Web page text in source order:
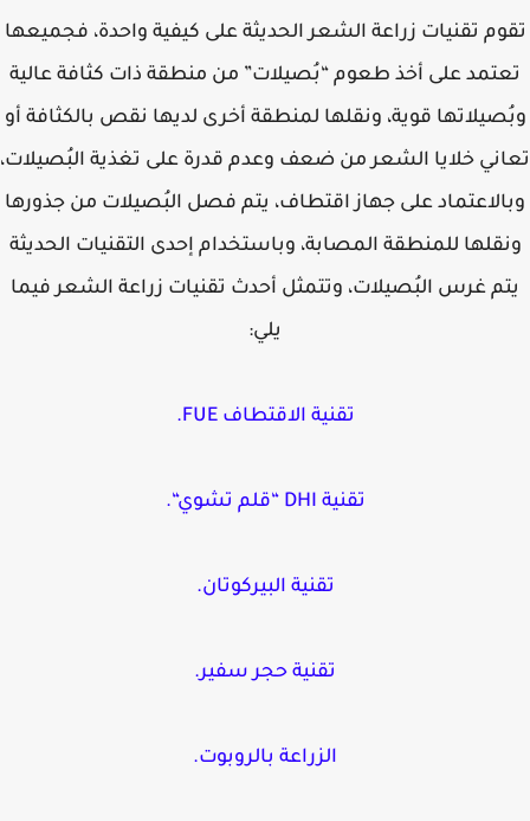
تقنيات زراعة الشعر الحديثة على كيفية واحدة، فجميعها
على أخذ طعوم “بُصيلات” من منطقة ذات كثافة عالية
قوية، ونقلها لمنطقة أخرى لديها نقص بالكثافة أو
خلايا الشعر من ضعف وعدم قدرة على تغذية البُصيلات،
على جهاز اقتطاف، يتم فصل البُصيلات من جذورها
للمنطقة المصابة، وباستخدام إحدى التقنيات الحديثة
غرس البُصيلات، وتتمثل أحدث تقنيات زراعة الشعر فيما
يلي:
تقنية الاقتطاف FUE.
تقنية DHI “قلم تشوي“.
تقنية البيركوتان.
تقنية حجر سفير.
الزراعة بالروبوت.